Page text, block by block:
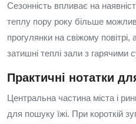
Сезонність впливає на
теплу пору року більше
прогулянки на свіжому
затишні теплі зали з гарячими
Практичні нотатки
Центральна частина міста і
для пошуку їжі. При короткій